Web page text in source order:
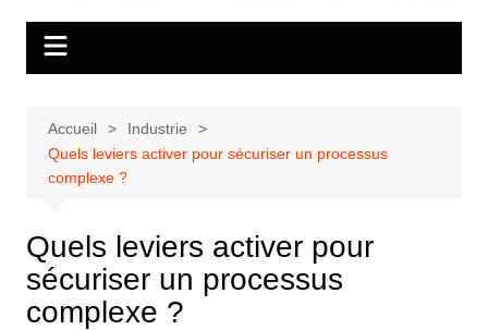
Accueil
Industrie
Quels leviers activer pour sécuriser un processus
complexe ?
Quels leviers activer pour
sécuriser un processus
complexe ?